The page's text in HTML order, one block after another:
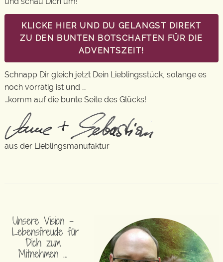
KLICKE HIER UND DU GELANGST DIREKT
ZU DEN BUNTEN BOTSCHAFTEN FÜR DIE
ADVENTSZEIT!
Schnapp Dir gleich jetzt Dein Lieblingsstück, solange es
noch vorrätig ist und …
…komm auf die bunte Seite des Glücks!
aus der Lieblingsmanufaktur
Unsere Vision –
Lebensfreude für
Dich zum
Mitnehmen …